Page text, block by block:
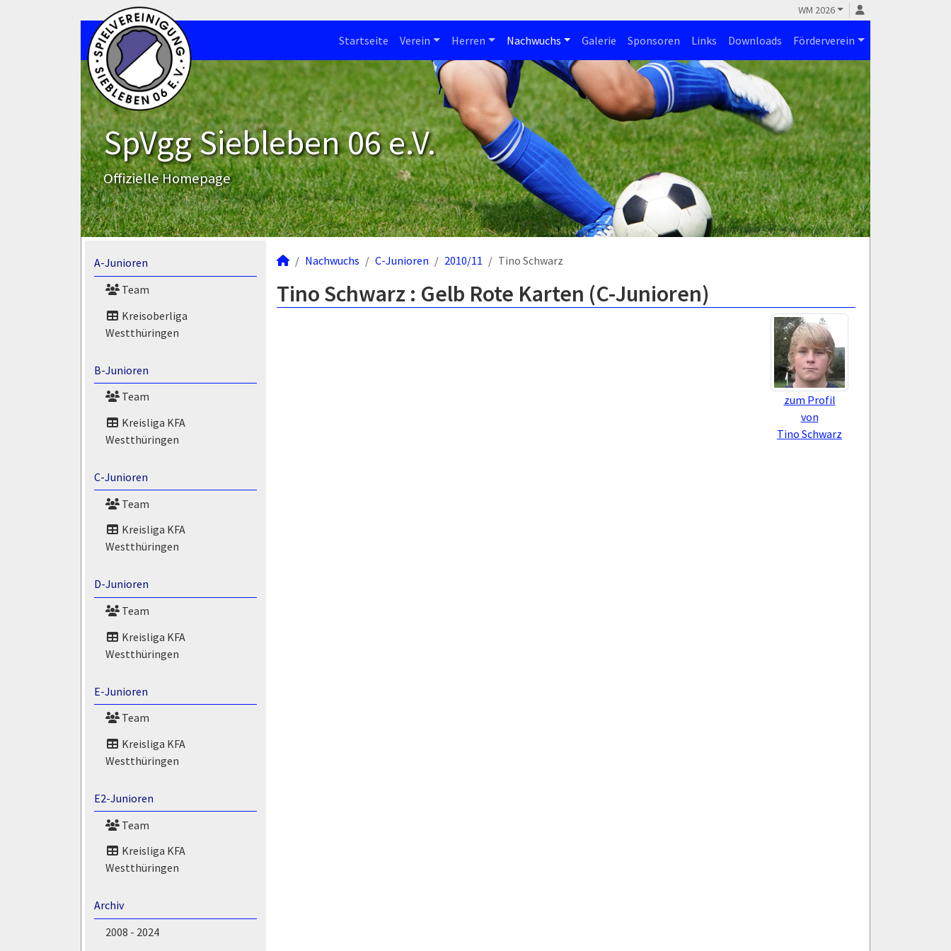
WM 2026
Startseite Verein Herren Nachwuchs Galerie Sponsoren Links Downloads Förderverein
SpVgg Siebleben 06 e.V.
Offizielle Homepage
A-Junioren
Team
Kreisoberliga
Westthüringen
B-Junioren
Team
Kreisliga KFA
Westthüringen
C-Junioren
Team
Kreisliga KFA
Westthüringen
D-Junioren
Team
Kreisliga KFA
Westthüringen
E-Junioren
Team
Kreisliga KFA
Westthüringen
E2-Junioren
Team
Kreisliga KFA
Westthüringen
Archiv
2008 - 2024
Nachwuchs C-Junioren 2010/11 Tino Schwarz
Tino Schwarz : Gelb Rote Karten (C-Junioren)
zum Profil
von
Tino Schwarz